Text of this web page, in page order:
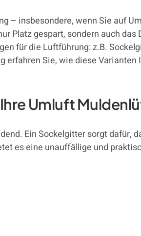
– insbesondere, wenn Sie auf
Platz gespart, sondern auch das
für die Luftführung: z.B.
Sie, wie diese Varianten
Umluft
Ein Sockelgitter sorgt dafür,
es eine unauffällige und